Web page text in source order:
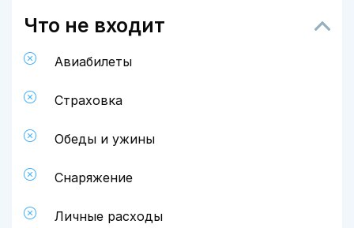
Что не входит
Авиабилеты
Страховка
Обеды и ужины
Снаряжение
Личные расходы